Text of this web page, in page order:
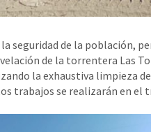
seguridad de la población,
de la torrentera Las
la exhaustiva limpieza
trabajos se realizarán en el